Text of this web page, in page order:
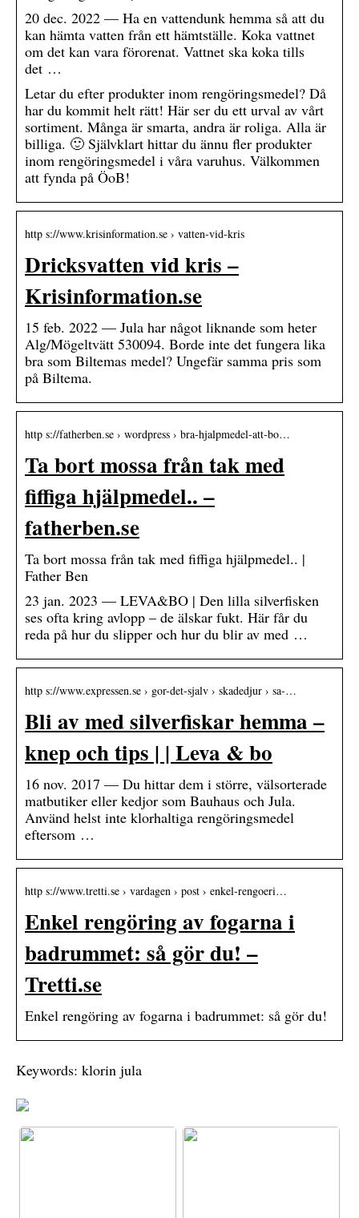
20 dec. 2022 — Ha en vattendunk hemma så att du
kan hämta vatten från ett hämtställe. Koka vattnet
om det kan vara förorenat. Vattnet ska koka tills
det …
Letar du efter produkter inom rengöringsmedel? Då
har du kommit helt rätt! Här ser du ett urval av vårt
sortiment. Många är smarta, andra är roliga. Alla är
billiga. 🙂 Självklart hittar du ännu fler produkter
inom rengöringsmedel i våra varuhus. Välkommen
att fynda på ÖoB!
http s://www.krisinformation.se › vatten-vid-kris
Dricksvatten vid kris –
Krisinformation.se
15 feb. 2022 — Jula har något liknande som heter
Alg/Mögeltvätt 530094. Borde inte det fungera lika
bra som Biltemas medel? Ungefär samma pris som
på Biltema.
http s://fatherben.se › wordpress › bra-hjalpmedel-att-bo…
Ta bort mossa från tak med
fiffiga hjälpmedel.. –
fatherben.se
Ta bort mossa från tak med fiffiga hjälpmedel.. |
Father Ben
23 jan. 2023 — LEVA&BO | Den lilla silverfisken
ses ofta kring avlopp – de älskar fukt. Här får du
reda på hur du slipper och hur du blir av med …
http s://www.expressen.se › gor-det-sjalv › skadedjur › sa-…
Bli av med silverfiskar hemma –
knep och tips | | Leva & bo
16 nov. 2017 — Du hittar dem i större, välsorterade
matbutiker eller kedjor som Bauhaus och Jula.
Använd helst inte klorhaltiga rengöringsmedel
eftersom …
http s://www.tretti.se › vardagen › post › enkel-rengoeri…
Enkel rengöring av fogarna i
badrummet: så gör du! –
Tretti.se
Enkel rengöring av fogarna i badrummet: så gör du!
Keywords: klorin jula